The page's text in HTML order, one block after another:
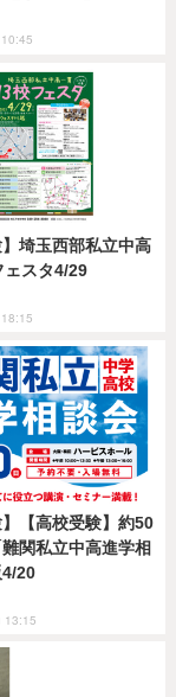
】埼玉西部私立中高
ェスタ4/29
】【高校受験】約50
関私立中高進学相
20
13:15